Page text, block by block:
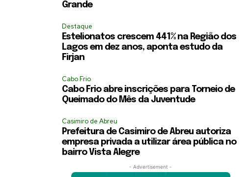
Grande
Destaque
Estelionatos crescem 441% na Região dos
Lagos em dez anos, aponta estudo da
Firjan
Cabo Frio
Cabo Frio abre inscrições para Torneio de
Queimado do Mês da Juventude
Casimiro de Abreu
Prefeitura de Casimiro de Abreu autoriza
empresa privada a utilizar área pública no
bairro Vista Alegre
- Advertisement -